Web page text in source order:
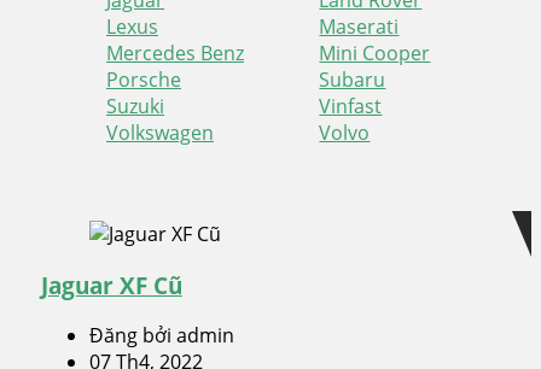
Lexus
Maserati
Mercedes Benz
Mini Cooper
Porsche
Subaru
Suzuki
Vinfast
Volkswagen
Volvo
navigation
Jaguar XF Cũ
Đăng bởi admin
07 Th4, 2022